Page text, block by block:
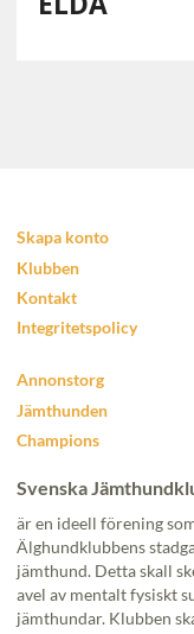
Skapa konto
Klubben
Kontakt
Integritetspolicy
Annonstorg
Jämthunden
Champions
Svenska
är en ideell förening
Älghundklubbens
jämthund. Detta skall
avel av mentalt fysiskt
jämthundar. Klubben